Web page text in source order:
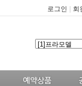
로그인 회